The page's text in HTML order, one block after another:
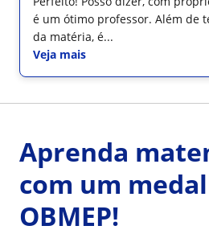
é um ótimo professor. Além de
da matéria, é...
Veja mais
Aprenda
com um
OBMEP!